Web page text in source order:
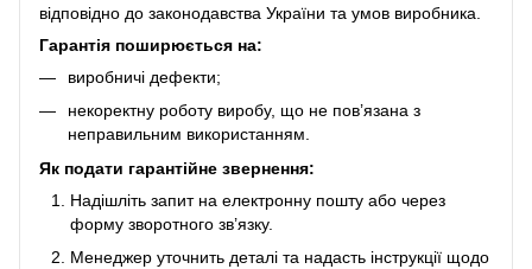
відповідно до законодавства України та умов виробника.
Гарантія поширюється на:
виробничі дефекти;
некоректну роботу виробу, що не пов’язана з
неправильним використанням.
Як подати гарантійне звернення:
Надішліть запит на електронну пошту або через
форму зворотного зв’язку.
Менеджер уточнить деталі та надасть інструкції щодо